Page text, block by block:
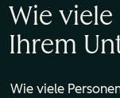
Wie viele
Ihrem
Wie viele